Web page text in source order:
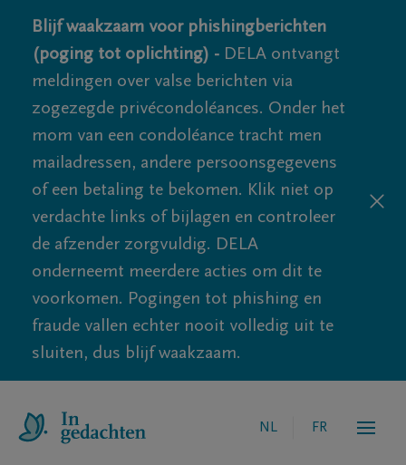
Blijf waakzaam voor phishingberichten
(poging tot oplichting) - DELA ontvangt
meldingen over valse berichten via
zogezegde privécondoléances. Onder het
mom van een condoléance tracht men
mailadressen, andere persoonsgegevens
of een betaling te bekomen. Klik niet op
verdachte links of bijlagen en controleer
de afzender zorgvuldig. DELA
onderneemt meerdere acties om dit te
voorkomen. Pogingen tot phishing en
fraude vallen echter nooit volledig uit te
sluiten, dus blijf waakzaam.
NL FR